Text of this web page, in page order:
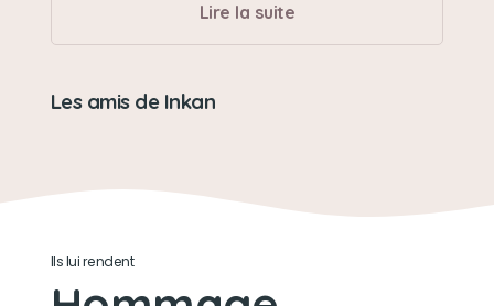
Son loisir préféré
On a testé tellement de choses ensemble mais
la hoopers est ce que tu préfèrais faire
Lire la suite
Les amis de Inkan
Ils lui rendent